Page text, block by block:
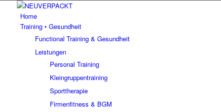
Home
Training • Gesundheit
Functional Training & Gesundheit
Leistungen
Personal Training
Kleingruppentraining
Sporttherapie
Firmenfitness & BGM